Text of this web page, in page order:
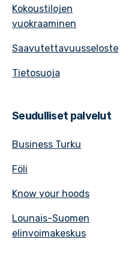
Kokoustilojen
vuokraaminen
Saavutettavuusseloste
Tietosuoja
Seudulliset palvelut
Business Turku
Föli
Know your hoods
Lounais-Suomen
elinvoimakeskus